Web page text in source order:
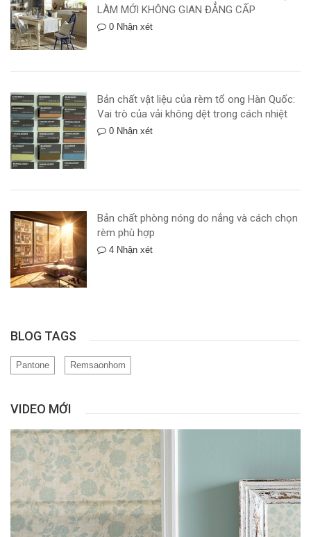
LÀM MỚI KHÔNG GIAN ĐẲNG CẤP
0 Nhận xét
Bản chất vật liệu của rèm tổ ong Hàn Quốc:
Vai trò của vải không dệt trong cách nhiệt
0 Nhận xét
Bản chất phòng nóng do nắng và cách chọn
rèm phù hợp
4 Nhận xét
BLOG TAGS
Pantone Remsaonhom
VIDEO MỚI